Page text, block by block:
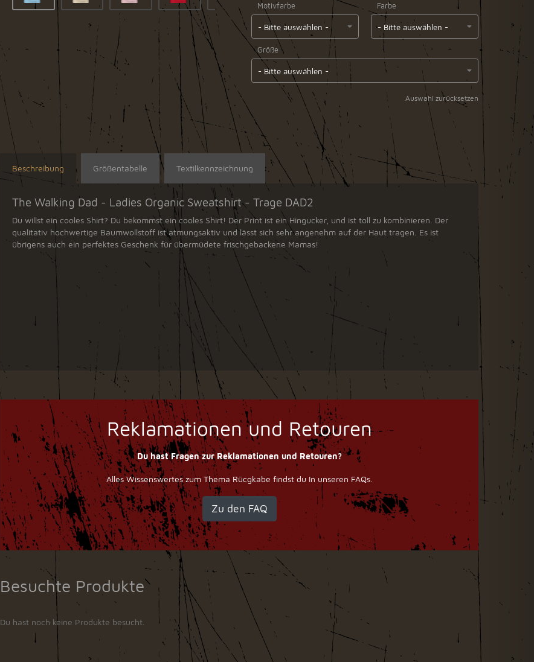
Motivfarbe Farbe
Größe
Auswahl zurücksetzen
Beschreibung Größentabelle Textilkennzeichnung
The Walking Dad - Ladies Organic Sweatshirt - Trage DAD2
Du willst ein cooles Shirt? Du bekommst ein cooles Shirt! Der Print ist ein Hingucker, und ist toll zu kombinieren. Der
qualitativ hochwertige Baumwollstoff ist atmungsaktiv und lässt sich sehr angenehm auf der Haut tragen. Es ist
übrigens auch ein perfektes Geschenk für übermüdete frischgebackene Mamas!
Reklamationen und Retouren
Du hast Fragen zur Reklamationen und Retouren?
Alles Wissenswertes zum Thema Rücgkabe findst du In unseren FAQs.
Zu den FAQ
Besuchte Produkte
Du hast noch keine Produkte besucht.